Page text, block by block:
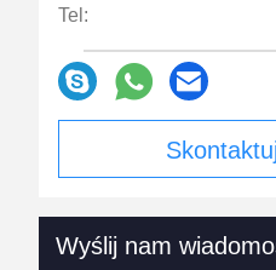
Tel:
Wyślij nam